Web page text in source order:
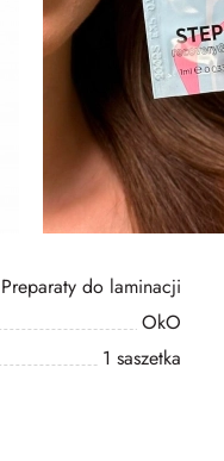
Preparaty do laminacji
OkO
1 saszetka